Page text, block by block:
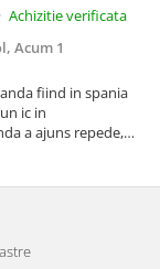
Achizitie verificata
Acum 1
fiind in spania
ic in
a ajuns repede,in
pentru
100%